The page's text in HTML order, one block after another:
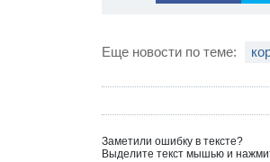
Еще новости по теме:
Заметили ошибку в тексте?
Выделите текст мышью и